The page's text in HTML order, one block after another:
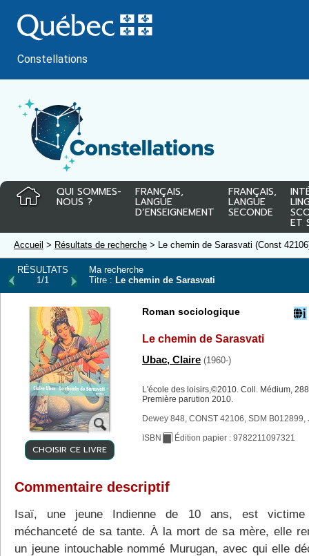
au
contenu
Constellations
QUI SOMMES-
NOUS ?
FRANÇAIS,
LANGUE
D’ENSEIGNEMENT
FRANÇAIS,
LANGUE
SECONDE
ET
Accueil > Résultats de recherche > Le chemin de Sarasvati (Const
RÉSULTATS
1/1
Ma recherche
Titre : Le chemin de Sarasvati
CHOISIR CE LIVRE
Roman sociologique
Le chemin de Sarasvati
Ubac, Claire (1960-)
L'école des loisirs,©2010. Coll. Médium,
Première parution 2010.
Dewey 848, CONST 42106, SDM B012899,
ISBN Édition papier : 9782211097321
Commentaire descriptif
Isaï, une jeune Indienne de 10 ans, est
méchanceté de sa tante. À la mort de sa mère, elle
un jeune intouchable nommé Murugan, avec qui elle